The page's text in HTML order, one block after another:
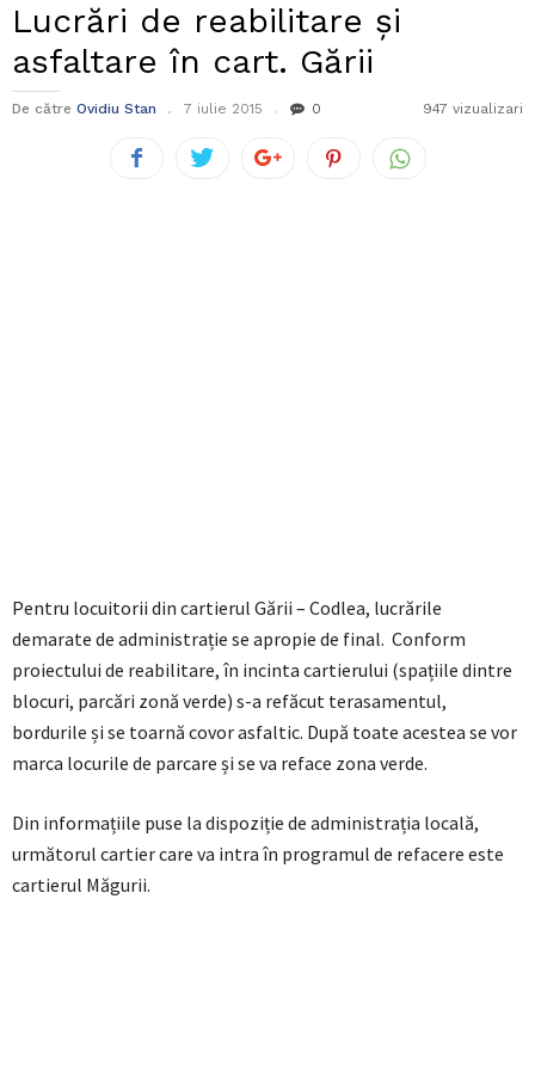
Lucrări de reabilitare și
asfaltare în cart. Gării
De către Ovidiu Stan 7 iulie 2015 0 947 vizualizari
Pentru locuitorii din cartierul Gării – Codlea, lucrările
demarate de administrație se apropie de final. Conform
proiectului de reabilitare, în incinta cartierului (spațiile dintre
blocuri, parcări zonă verde) s-a refăcut terasamentul,
bordurile și se toarnă covor asfaltic. După toate acestea se vor
marca locurile de parcare și se va reface zona verde.
Din informațiile puse la dispoziție de administrația locală,
următorul cartier care va intra în programul de refacere este
cartierul Măgurii.